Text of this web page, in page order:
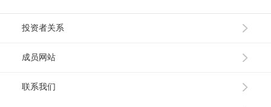
投资者关系
成员网站
联系我们